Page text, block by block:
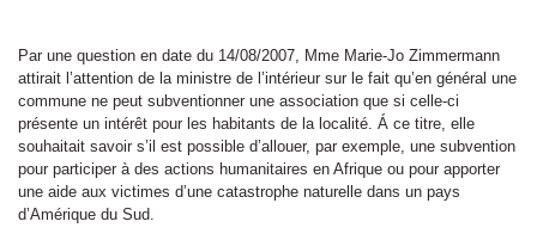
Par une question en date du 14/08/2007, Mme Marie-Jo Zimmermann
attirait l’attention de la ministre de l’intérieur sur le fait qu’en général une
commune ne peut subventionner une association que si celle-ci
présente un intérêt pour les habitants de la localité. Á ce titre, elle
souhaitait savoir s’il est possible d’allouer, par exemple, une subvention
pour participer à des actions humanitaires en Afrique ou pour apporter
une aide aux victimes d’une catastrophe naturelle dans un pays
d’Amérique du Sud.